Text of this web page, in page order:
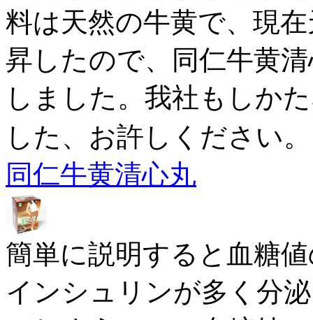
料は天然の牛黄で、現
昇したので、同仁牛黄
しました。我社もしか
した、お許しください
同仁牛黄清心丸
簡単に説明すると血糖
インシュリンが多く分